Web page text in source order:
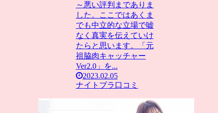
～悪い評判までありま
した。ここではあくま
でも中立的な立場で嘘
なく真実を伝えていけ
たらと思います。「元
祖脇肉キャッチャー
Ver2.0」を...
2023.02.05
ナイトブラ口コミ